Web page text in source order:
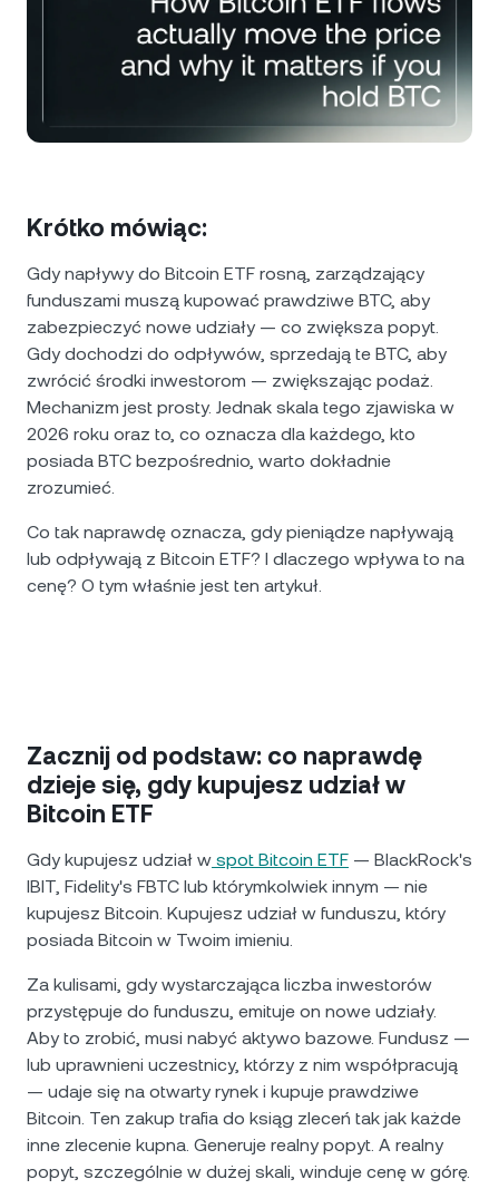
Program lojalnościowy
USDT 0,02%
0%
EURC EURC 0,24%
Przeglądaj wszystkie aktywa
Aktualności i analizy
Centrum pomocy
Akademia bogactwa
Krótko mówiąc:
Gdy napływy do Bitcoin ETF rosną, zarządzający
funduszami muszą kupować prawdziwe BTC, aby
zabezpieczyć nowe udziały — co zwiększa popyt.
Gdy dochodzi do odpływów, sprzedają te BTC, aby
zwrócić środki inwestorom — zwiększając podaż.
Mechanizm jest prosty. Jednak skala tego zjawiska w
2026 roku oraz to, co oznacza dla każdego, kto
posiada BTC bezpośrednio, warto dokładnie
zrozumieć.
Co tak naprawdę oznacza, gdy pieniądze napływają
lub odpływają z Bitcoin ETF? I dlaczego wpływa to na
cenę? O tym właśnie jest ten artykuł.
Zacznij od podstaw: co naprawdę
dzieje się, gdy kupujesz udział w
Bitcoin ETF
Gdy kupujesz udział w spot Bitcoin ETF — BlackRock's
IBIT, Fidelity's FBTC lub którymkolwiek innym — nie
kupujesz Bitcoin. Kupujesz udział w funduszu, który
posiada Bitcoin w Twoim imieniu.
Za kulisami, gdy wystarczająca liczba inwestorów
przystępuje do funduszu, emituje on nowe udziały.
Aby to zrobić, musi nabyć aktywo bazowe. Fundusz —
lub uprawnieni uczestnicy, którzy z nim współpracują
— udaje się na otwarty rynek i kupuje prawdziwe
Bitcoin. Ten zakup trafia do ksiąg zleceń tak jak każde
inne zlecenie kupna. Generuje realny popyt. A realny
popyt, szczególnie w dużej skali, winduje cenę w górę.